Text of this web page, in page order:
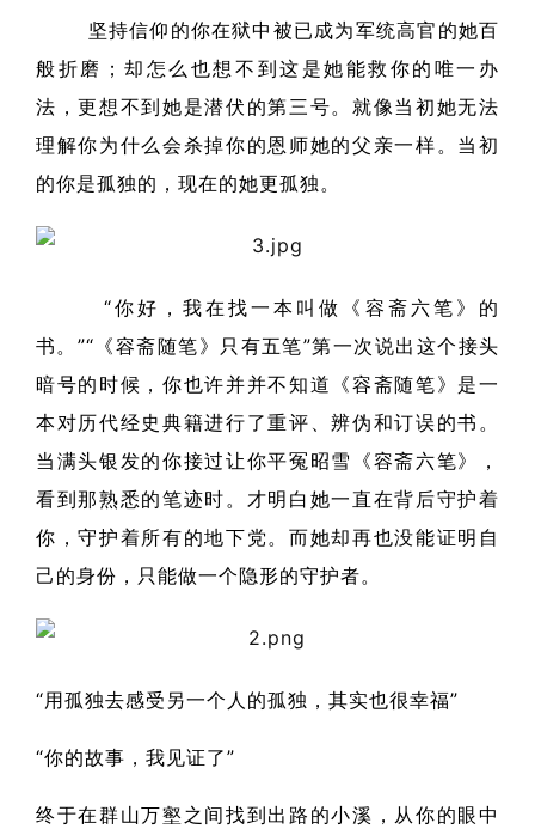
坚持信仰的你在狱中被已成为军统高官的她百
般折磨；却怎么也想不到这是她能救你的唯一办
法，更想不到她是潜伏的第三号。就像当初她无法
理解你为什么会杀掉你的恩师她的父亲一样。当初
的你是孤独的，现在的她更孤独。
“你好，我在找一本叫做《容斋六笔》的
书。”“《容斋随笔》只有五笔”第一次说出这个接头
暗号的时候，你也许并并不知道《容斋随笔》是一
本对历代经史典籍进行了重评、辨伪和订误的书。
当满头银发的你接过让你平冤昭雪《容斋六笔》，
看到那熟悉的笔迹时。才明白她一直在背后守护着
你，守护着所有的地下党。而她却再也没能证明自
己的身份，只能做一个隐形的守护者。
“用孤独去感受另一个人的孤独，其实也很幸福”
“你的故事，我见证了”
终于在群山万壑之间找到出路的小溪，从你的眼中